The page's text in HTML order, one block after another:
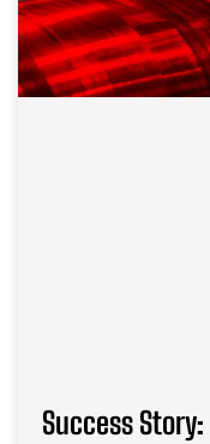
Success